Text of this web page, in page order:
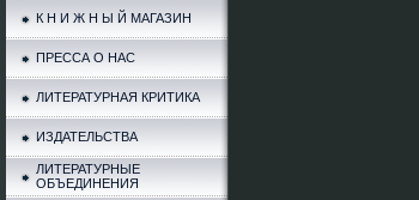
К Н И Ж Н Ы Й МАГАЗИН
ПРЕССА О НАС
ЛИТЕРАТУРНАЯ КРИТИКА
ИЗДАТЕЛЬСТВА
ЛИТЕРАТУРНЫЕ
ОБЪЕДИНЕНИЯ